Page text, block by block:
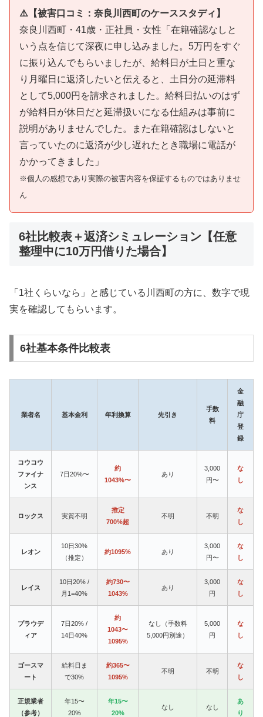
⚠️【被害口コミ：奈良川西町のケーススタディ】
奈良川西町・41歳・正社員・女性「在籍確認なしと
いう点を信じて深夜に申し込みました。5万円をすぐ
に振り込んでもらいましたが、給料日が土日と重な
り月曜日に返済したいと伝えると、土日分の延滞料
として5,000円を請求されました。給料日払いのはず
が給料日が休日だと延滞扱いになる仕組みは事前に
説明がありませんでした。また在籍確認はしないと
言っていたのに返済が少し遅れたとき職場に電話が
かかってきました」
※個人の感想であり実際の被害内容を保証するものではありませ
ん
6社比較表＋返済シミュレーション【任意
整理中に10万円借りた場合】
「1社くらいなら」と感じている川西町の方に、数字で現
実を確認してもらいます。
6社基本条件比較表
業者名 基本金利 年利換算 先引き
手数
料
金
融
庁
登
録
コウコウ
ファイナ
ンス
7日20%〜
約
1043%〜
あり
3,000
円〜
な
し
ロックス 実質不明
推定
700%超
不明 不明
な
し
レオン
10日30%
（推定）
約1095% あり
3,000
円〜
な
し
レイス
10日20% /
月1=40%
約730〜
1043%
あり
3,000
円
な
し
プラウデ
ィア
7日20% /
14日40%
約
1043〜
1095%
なし（手数料
5,000円別途）
5,000
円
な
し
ゴースマ
ート
給料日ま
で30%
約365〜
1095%
不明 不明
な
し
正規業者
（参考）
年15〜
20%
年15〜
20%
なし なし
あ
り